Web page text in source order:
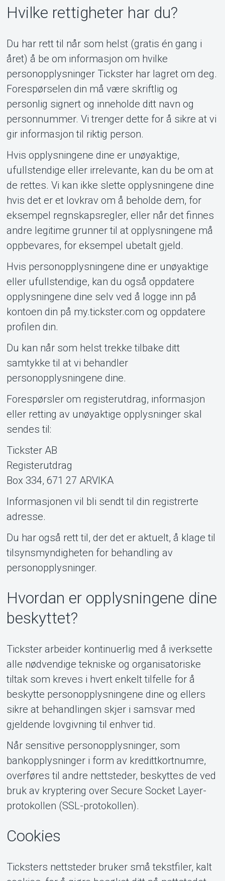
Hvilke rettigheter har du?
Du har rett til når som helst (gratis én gang i
året) å be om informasjon om hvilke
personopplysninger Tickster har lagret om deg.
Forespørselen din må være skriftlig og
personlig signert og inneholde ditt navn og
personnummer. Vi trenger dette for å sikre at vi
gir informasjon til riktig person.
Hvis opplysningene dine er unøyaktige,
ufullstendige eller irrelevante, kan du be om at
de rettes. Vi kan ikke slette opplysningene dine
hvis det er et lovkrav om å beholde dem, for
eksempel regnskapsregler, eller når det finnes
andre legitime grunner til at opplysningene må
oppbevares, for eksempel ubetalt gjeld.
Hvis personopplysningene dine er unøyaktige
eller ufullstendige, kan du også oppdatere
opplysningene dine selv ved å logge inn på
kontoen din på my.tickster.com og oppdatere
profilen din.
Du kan når som helst trekke tilbake ditt
samtykke til at vi behandler
personopplysningene dine.
Forespørsler om registerutdrag, informasjon
eller retting av unøyaktige opplysninger skal
sendes til:
Tickster AB
Registerutdrag
Box 334, 671 27 ARVIKA
Informasjonen vil bli sendt til din registrerte
adresse.
Du har også rett til, der det er aktuelt, å klage til
tilsynsmyndigheten for behandling av
personopplysninger.
Hvordan er opplysningene dine
beskyttet?
Tickster arbeider kontinuerlig med å iverksette
alle nødvendige tekniske og organisatoriske
tiltak som kreves i hvert enkelt tilfelle for å
beskytte personopplysningene dine og ellers
sikre at behandlingen skjer i samsvar med
gjeldende lovgivning til enhver tid.
Når sensitive personopplysninger, som
bankopplysninger i form av kredittkortnumre,
overføres til andre nettsteder, beskyttes de ved
bruk av kryptering over Secure Socket Layer-
protokollen (SSL-protokollen).
Cookies
Ticksters nettsteder bruker små tekstfiler, kalt